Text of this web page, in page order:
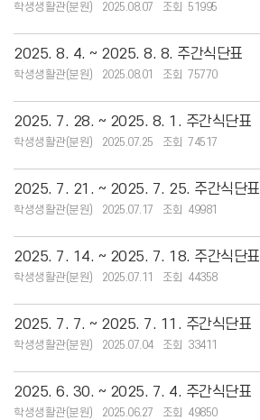
학생생활관(분원) 2025.08.07 51995
2025. 8. 4. ~ 2025. 8. 8. 주간식단표
학생생활관(분원) 2025.08.01 75770
2025. 7. 28. ~ 2025. 8. 1. 주간식단표
학생생활관(분원) 2025.07.25 74517
2025. 7. 21. ~ 2025. 7. 25. 주간식단표
학생생활관(분원) 2025.07.17 49981
2025. 7. 14. ~ 2025. 7. 18. 주간식단표
학생생활관(분원) 2025.07.11 44358
2025. 7. 7. ~ 2025. 7. 11. 주간식단표
학생생활관(분원) 2025.07.04 33411
2025. 6. 30. ~ 2025. 7. 4. 주간식단표
학생생활관(분원) 2025.06.27 49850